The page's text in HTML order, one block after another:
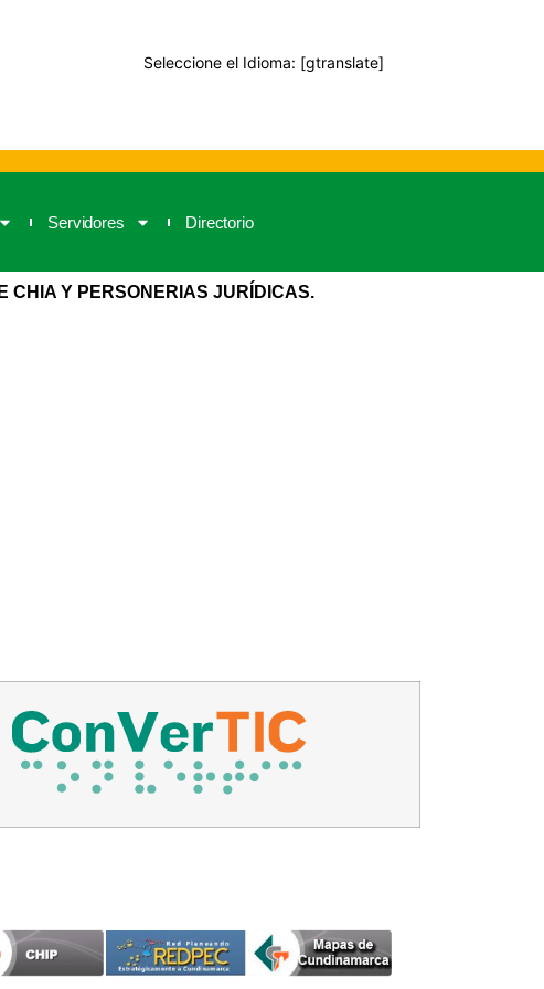
Seleccione el Idioma: [gtranslate]
Servidores Directorio
CHIA Y PERSONERIAS JURÍDICAS.